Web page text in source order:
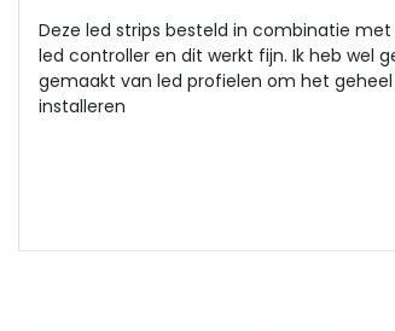
Deze led strips besteld in combinatie met
led controller en dit werkt fijn. Ik heb wel
gemaakt van led profielen om het
installeren